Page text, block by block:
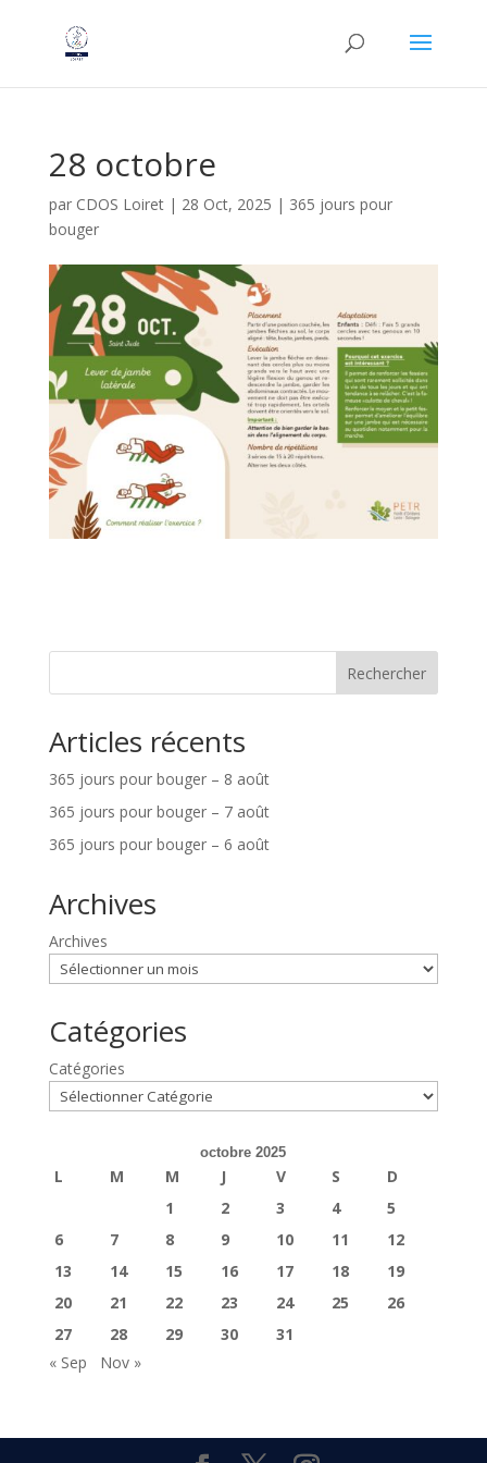
28 octobre
par CDOS Loiret| 28 Oct, 2025 | 365 jours pour
bouger
Rechercher
Articles récents
365 jours pour bouger – 8 août
365 jours pour bouger – 7 août
365 jours pour bouger – 6 août
Archives
Archives
Catégories
Catégories
octobre 2025
L M M J V S
D
1
2 3 4
5
6
7 8 9 10 11
12
13
14 15 16 17 18
19
20
21 22 23 24 25
26
27
28 29 30
31
« Sep
Nov »